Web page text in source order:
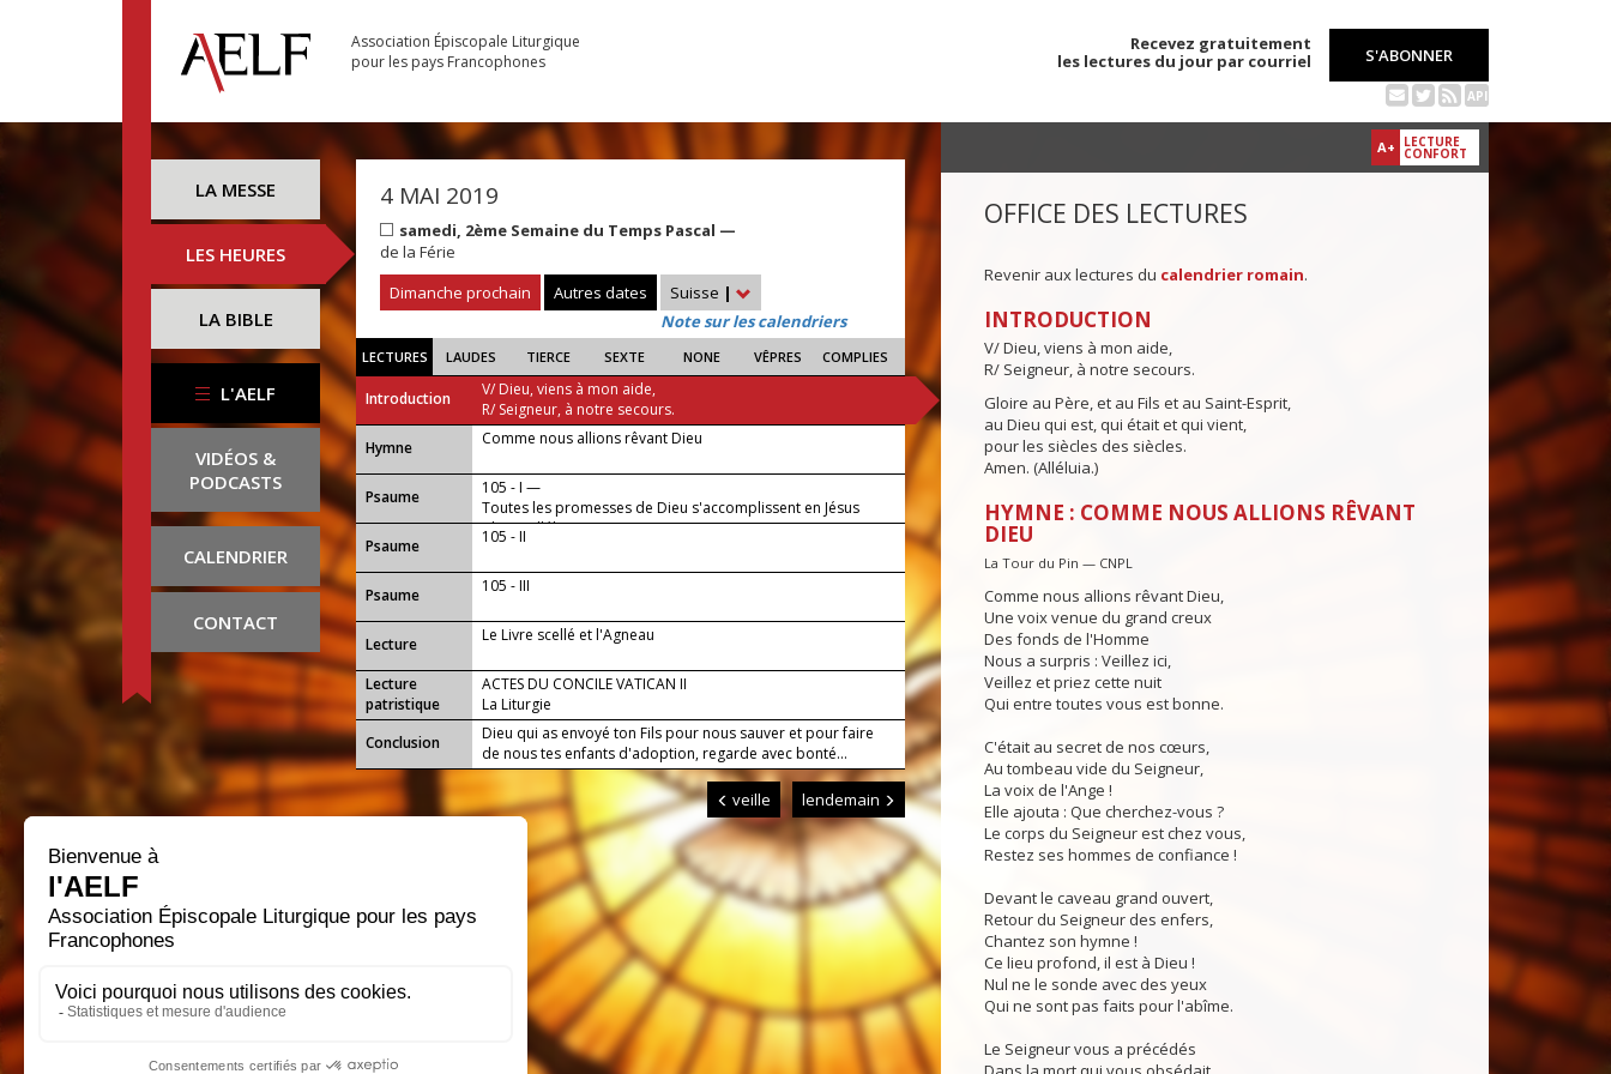
Association Épiscopale Liturgique
pour les pays Francophones
Recevez gratuitement
les lectures du jour par courriel
S'ABONNER
API
LA MESSE
LES HEURES
LA BIBLE
L'AELF
VIDÉOS &
PODCASTS
CALENDRIER
CONTACT
4 MAI 2019
samedi, 2ème Semaine du Temps Pascal —
de la Férie
Dimanche prochain
Autres dates Suisse |
Note sur les calendriers
LECTURES LAUDES TIERCE SEXTE NONE VÊPRES COMPLIES
Introduction
V/ Dieu, viens à mon aide,
R/ Seigneur, à notre secours.
...
Hymne Comme nous allions rêvant Dieu
Psaume
105 - I —
Toutes les promesses de Dieu s'accomplissent en Jésus
Christ, alléluia.
Psaume
105 - II
Psaume 105 - III
Lecture Le Livre scellé et l'Agneau
Lecture
patristique
ACTES DU CONCILE VATICAN II
La Liturgie
Conclusion
Dieu qui as envoyé ton Fils pour nous sauver et pour faire
de nous tes enfants d'adoption, regarde avec bonté...
veille lendemain
A+ LECTURE
CONFORT
OFFICE DES LECTURES
Revenir aux lectures du calendrier romain.
INTRODUCTION
V/ Dieu, viens à mon aide,
R/ Seigneur, à notre secours.
Gloire au Père, et au Fils et au Saint-Esprit,
au Dieu qui est, qui était et qui vient,
pour les siècles des siècles.
Amen. (Alléluia.)
HYMNE : COMME NOUS ALLIONS RÊVANT
DIEU
La Tour du Pin — CNPL
Comme nous allions rêvant Dieu,
Une voix venue du grand creux
Des fonds de l'Homme
Nous a surpris : Veillez ici,
Veillez et priez cette nuit
Qui entre toutes vous est bonne.
C'était au secret de nos cœurs,
Au tombeau vide du Seigneur,
La voix de l'Ange !
Elle ajouta : Que cherchez-vous ?
Le corps du Seigneur est chez vous,
Restez ses hommes de confiance !
Devant le caveau grand ouvert,
Retour du Seigneur des enfers,
Chantez son hymne !
Ce lieu profond, il est à Dieu !
Nul ne le sonde avec des yeux
Qui ne sont pas faits pour l'abîme.
Le Seigneur vous a précédés